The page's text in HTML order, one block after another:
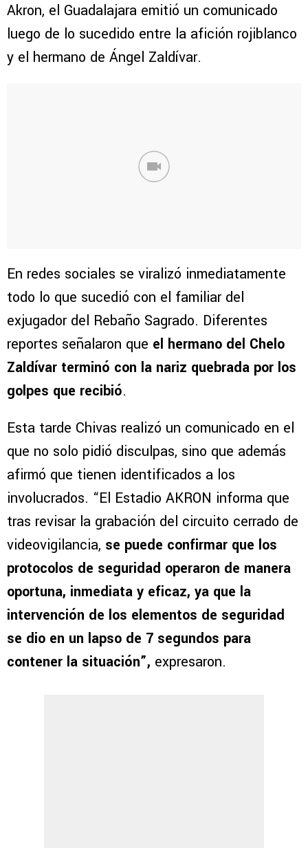
Akron, el Guadalajara emitió un comunicado
luego de lo sucedido entre la afición rojiblanco
y el hermano de Ángel Zaldívar.
En redes sociales se viralizó inmediatamente
todo lo que sucedió con el familiar del
exjugador del Rebaño Sagrado. Diferentes
reportes señalaron que el hermano del Chelo
Zaldívar terminó con la nariz quebrada por los
golpes que recibió.
Esta tarde Chivas realizó un comunicado en el
que no solo pidió disculpas, sino que además
afirmó que tienen identificados a los
involucrados. “El Estadio AKRON informa que
tras revisar la grabación del circuito cerrado de
videovigilancia, se puede confirmar que los
protocolos de seguridad operaron de manera
oportuna, inmediata y eficaz, ya que la
intervención de los elementos de seguridad
se dio en un lapso de 7 segundos para
contener la situación”, expresaron.